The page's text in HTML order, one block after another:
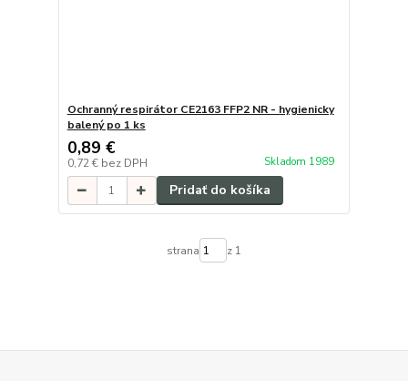
Ochranný respirátor CE2163 FFP2 NR - hygienicky
balený po 1 ks
0,89 €
0,72 € bez DPH Skladom 1989
Pridať do košíka
strana z 1